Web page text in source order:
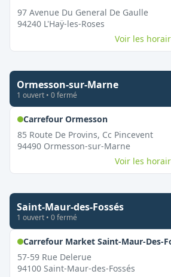
97 Avenue Du General De Gaulle
94240 L'Haÿ-les-Roses
Voir les
Ormesson-sur-Marne
1 ouvert • 0fermé
Carrefour Ormesson,
85 Route De Provins, Cc Pincevent
94490 Ormesson-sur-Marne
Voir les
Saint-Maur-des-Fossés
1 ouvert • 0fermé
Carrefour Market Saint-Maur-Des-
57-59 Rue Delerue
94100 Saint-Maur-des-Fossés